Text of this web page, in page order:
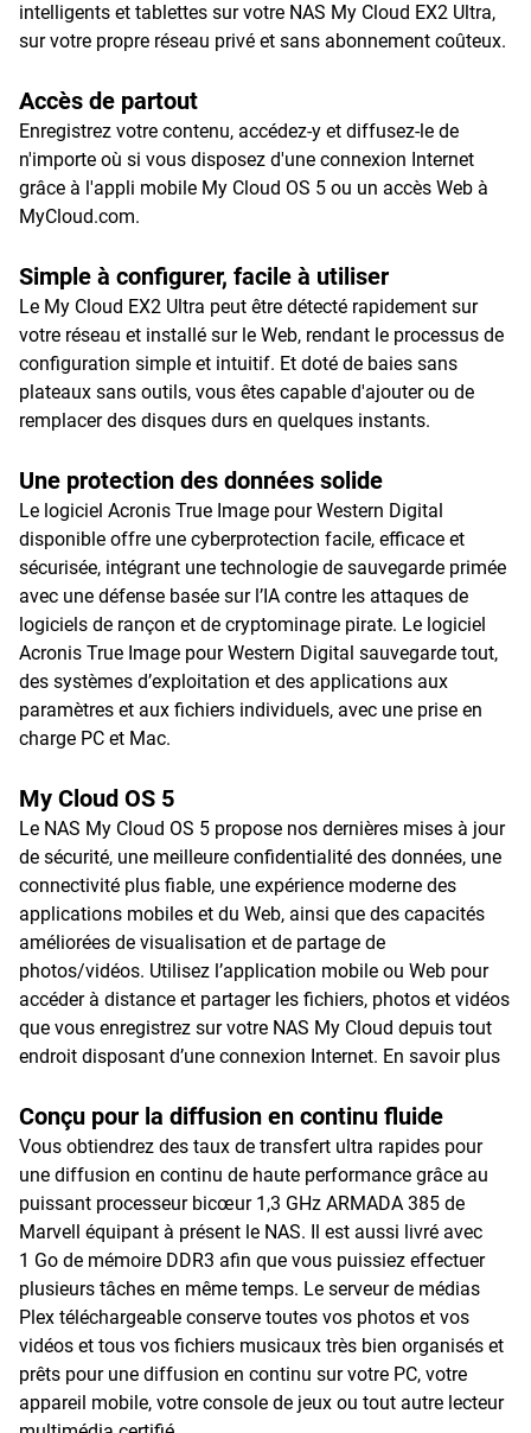
intelligents et tablettes sur votre NAS My Cloud EX2 Ultra,
sur votre propre réseau privé et sans abonnement coûteux.
Accès de partout
Enregistrez votre contenu, accédez-y et diffusez-le de
n'importe où si vous disposez d'une connexion Internet
grâce à l'appli mobile My Cloud OS 5 ou un accès Web à
MyCloud.com.
Simple à configurer, facile à utiliser
Le My Cloud EX2 Ultra peut être détecté rapidement sur
votre réseau et installé sur le Web, rendant le processus de
configuration simple et intuitif. Et doté de baies sans
plateaux sans outils, vous êtes capable d'ajouter ou de
remplacer des disques durs en quelques instants.
Une protection des données solide
Le logiciel Acronis True Image pour Western Digital
disponible offre une cyberprotection facile, efficace et
sécurisée, intégrant une technologie de sauvegarde primée
avec une défense basée sur l’IA contre les attaques de
logiciels de rançon et de cryptominage pirate. Le logiciel
Acronis True Image pour Western Digital sauvegarde tout,
des systèmes d’exploitation et des applications aux
paramètres et aux fichiers individuels, avec une prise en
charge PC et Mac.
My Cloud OS 5
Le NAS My Cloud OS 5 propose nos dernières mises à jour
de sécurité, une meilleure confidentialité des données, une
connectivité plus fiable, une expérience moderne des
applications mobiles et du Web, ainsi que des capacités
améliorées de visualisation et de partage de
photos/vidéos. Utilisez l’application mobile ou Web pour
accéder à distance et partager les fichiers, photos et vidéos
que vous enregistrez sur votre NAS My Cloud depuis tout
endroit disposant d’une connexion Internet. En savoir plus
Conçu pour la diffusion en continu fluide
Vous obtiendrez des taux de transfert ultra rapides pour
une diffusion en continu de haute performance grâce au
puissant processeur bicœur 1,3 GHz ARMADA 385 de
Marvell équipant à présent le NAS. Il est aussi livré avec
1 Go de mémoire DDR3 afin que vous puissiez effectuer
plusieurs tâches en même temps. Le serveur de médias
Plex téléchargeable conserve toutes vos photos et vos
vidéos et tous vos fichiers musicaux très bien organisés et
prêts pour une diffusion en continu sur votre PC, votre
appareil mobile, votre console de jeux ou tout autre lecteur